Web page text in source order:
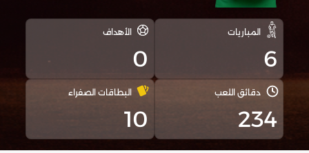
المباريات
6
الأهداف
0
دقائق اللعب
234
البطاقات الصفراء
10